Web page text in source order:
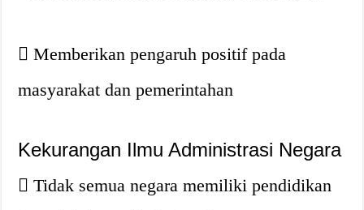
Memberikan pengaruh positif pada
masyarakat dan pemerintahan
Kekurangan Ilmu Administrasi Negara
Tidak semua negara memiliki pendidikan